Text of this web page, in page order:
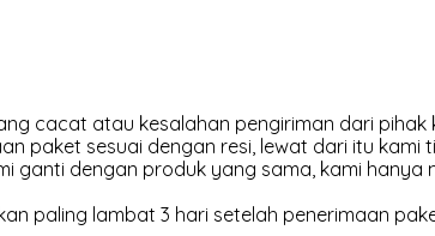
cacat atau kesalahan pengiriman dari pihak
paket sesuai dengan resi, lewat dari itu kami
ganti dengan produk yang sama, kami
paling lambat 3 hari setelah penerimaan